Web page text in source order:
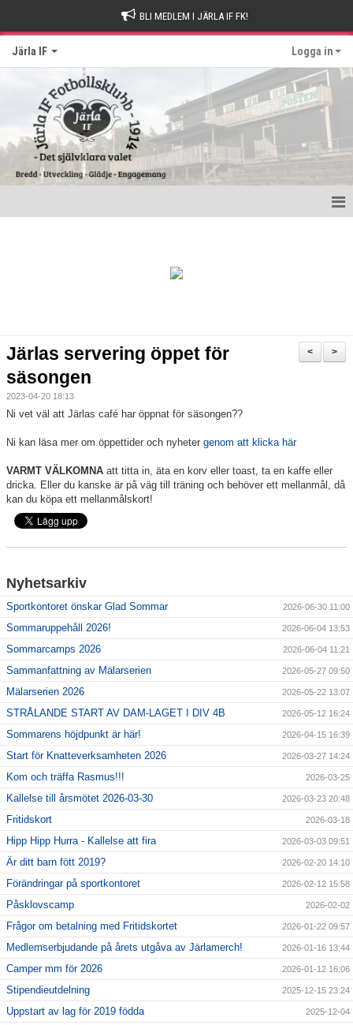
BLI MEDLEM I JÄRLA IF FK!
Järla IF Logga in
Verksamheten
Vårdnadshavare
Sponsorer
Stipendier
Styrelse och Årsmöte
Kalender
>
<
Järlas servering öppet för
säsongen
2023-04-20 18:13
Ni vet väl att Järlas café har öppnat för säsongen??
Ni kan läsa mer om öppettider och nyheter genom att klicka här
VARMT VÄLKOMNA att titta in, äta en korv eller toast, ta en kaffe eller
dricka. Eller du kanske är på väg till träning och behöver ett mellanmål, då
kan du köpa ett mellanmålskort!
Nyhetsarkiv
Sportkontoret önskar Glad Sommar 2026-06-30 11:00
Sommaruppehåll 2026! 2026-06-04 13:53
Sommarcamps 2026 2026-06-04 11:21
Sammanfattning av Mälarserien 2026-05-27 09:50
Mälarserien 2026 2026-05-22 13:07
STRÅLANDE START AV DAM-LAGET I DIV 4B 2026-05-12 16:24
Sommarens höjdpunkt är här! 2026-04-15 16:39
Start för Knatteverksamheten 2026 2026-03-27 14:24
Kom och träffa Rasmus!!! 2026-03-25
Kallelse till årsmötet 2026-03-30 2026-03-23 20:48
Fritidskort 2026-03-18
Hipp Hipp Hurra - Kallelse att fira 2026-03-03 09:51
Är ditt barn fött 2019? 2026-02-20 14:10
Förändringar på sportkontoret 2026-02-12 15:58
Påsklovscamp 2026-02-02
Frågor om betalning med Fritidskortet 2026-01-22 09:57
Medlemserbjudande på årets utgåva av Järlamerch! 2026-01-16 13:44
Camper mm för 2026 2026-01-12 16:06
Stipendieutdelning 2025-12-15 23:24
Uppstart av lag för 2019 födda 2025-12-04